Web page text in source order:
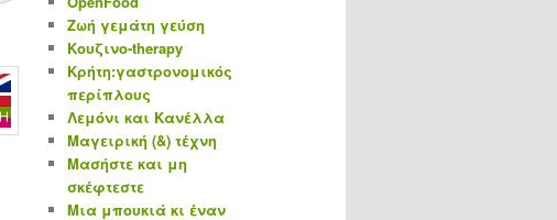
Ζωή γεμάτη γεύση
Κουζινο-therapy
Κρήτη:γαστρονομικός
περίπλους
Λεμόνι και Κανέλλα
Μαγειρική (&) τέχνη
Μασήστε και μη
σκέφτεστε
Μια μπουκιά κι έναν